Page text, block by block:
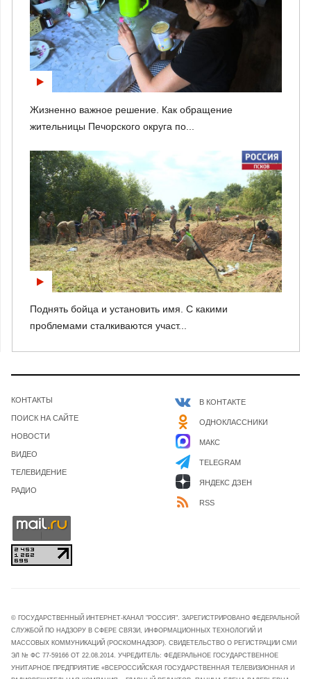
Жизненно важное решение. Как обращение
жительницы Печорского округа по...
Поднять бойца и установить имя. С какими
проблемами сталкиваются участ...
КОНТАКТЫ
ПОИСК НА САЙТЕ
НОВОСТИ
ВИДЕО
ТЕЛЕВИДЕНИЕ
РАДИО
В КОНТАКТЕ
ОДНОКЛАССНИКИ
МАКС
TELEGRAM
ЯНДЕКС ДЗЕН
RSS
© ГОСУДАРСТВЕННЫЙ ИНТЕРНЕТ-КАНАЛ "РОССИЯ". ЗАРЕГИСТРИРОВАНО ФЕДЕРАЛЬНОЙ
СЛУЖБОЙ ПО НАДЗОРУ В СФЕРЕ СВЯЗИ, ИНФОРМАЦИОННЫХ ТЕХНОЛОГИЙ И
МАССОВЫХ КОММУНИКАЦИЙ (РОСКОМНАДЗОР). СВИДЕТЕЛЬСТВО О РЕГИСТРАЦИИ СМИ
ЭЛ № ФС 77-59166 ОТ 22.08.2014. УЧРЕДИТЕЛЬ: ФЕДЕРАЛЬНОЕ ГОСУДАРСТВЕННОЕ
УНИТАРНОЕ ПРЕДПРИЯТИЕ «ВСЕРОССИЙСКАЯ ГОСУДАРСТВЕННАЯ ТЕЛЕВИЗИОННАЯ И